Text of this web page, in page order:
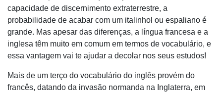
capacidade de discernimento extraterrestre, a
probabilidade de acabar com um italinhol ou espaliano é
grande. Mas apesar das diferenças, a língua francesa e a
inglesa têm muito em comum em termos de vocabulário, e
essa vantagem vai te ajudar a decolar nos seus estudos!
Mais de um terço do vocabulário do inglês provém do
francês, datando da invasão normanda na Inglaterra, em